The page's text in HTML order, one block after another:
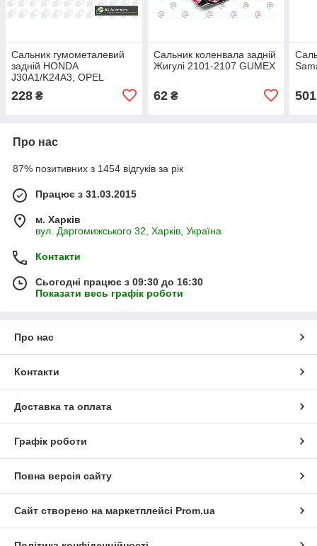
Сальник гумометалевий
задній HONDA
J30A1/K24A3, OPEL
228 ₴
Сальник коленвала задній
Жигулі 2101-2107 GUMEX
62₴ 501
Про нас
87% позитивних з 1454 відгуків за рік
Працює з 31.03.2015
м. Харків
вул. Даргомижського 32, Харків, Україна
Контакти
Сьогодні працює з 09:30 до 16:30
Показати весь графік роботи
Про нас
Контакти
Доставка та оплата
Графік роботи
Повна версія сайту
Сайт створено на маркетплейсі Prom.ua